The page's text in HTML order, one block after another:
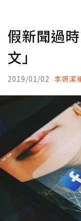
假新聞過
文」
2019/01/02 李妍潔